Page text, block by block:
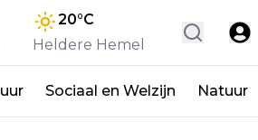
20°C
Heldere Hemel
Sociaal en Welzijn Natuur